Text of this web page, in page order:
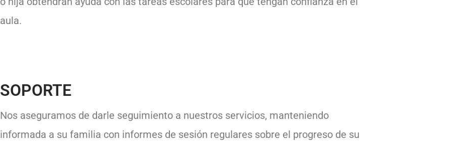
aula.
SOPORTE
Nos aseguramos de darle seguimiento a nuestros servicios, manteniendo
informada a su familia con informes de sesión regulares sobre el progreso de su